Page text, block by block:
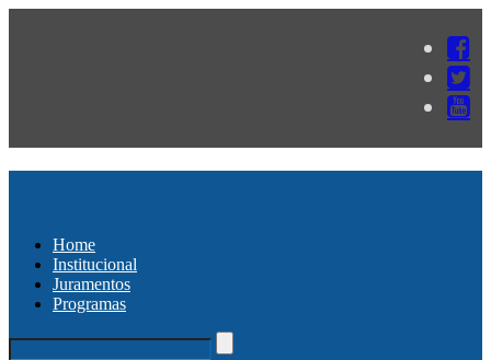
Home
Institucional
Juramentos
Programas